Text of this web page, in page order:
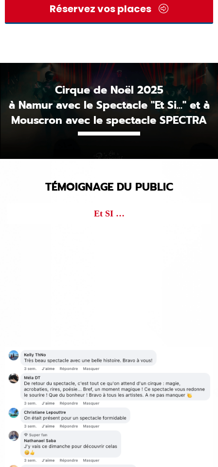
Réservez vos places
Cirque de Noël 2025
à Namur avec le Spectacle "Et Si..." et à
Mouscron avec le spectacle SPECTRA
TÉMOIGNAGE DU PUBLIC
Et SI …